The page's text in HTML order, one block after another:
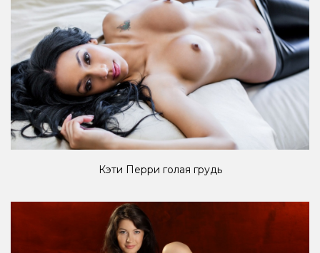
Кэти Перри голая грудь